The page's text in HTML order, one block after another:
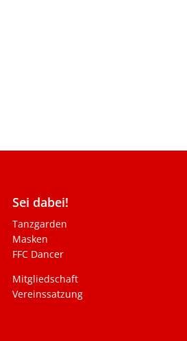
Sei dabei!
Tanzgarden
Masken
FFC Dancer
Mitgliedschaft
Vereinssatzung